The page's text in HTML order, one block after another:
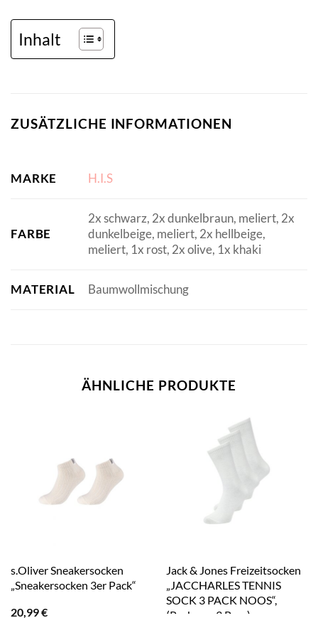
Inhalt
ZUSÄTZLICHE INFORMATIONEN
MARKE H.I.S
FARBE
2x schwarz, 2x dunkelbraun, meliert, 2x
dunkelbeige, meliert, 2x hellbeige,
meliert, 1x rost, 2x olive, 1x khaki
MATERIAL Baumwollmischung
ÄHNLICHE PRODUKTE
s.Oliver Sneakersocken
„Sneakersocken 3er Pack“
20,99€
Jack & Jones Freizeitsocken
„JACCHARLES TENNIS
SOCK 3 PACK NOOS“,
(Packung, 3 Paar)